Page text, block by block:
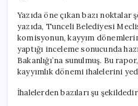
Yazıda öne çıkan bazı noktalar
yazıda, Tunceli Belediyesi
komisyonun, kayyım
yaptığı inceleme sonucunda
Bakanlığı’na sunulmuş. Bu
kayyımlık dönemi ihalelerini
İhalelerden bazıları şu